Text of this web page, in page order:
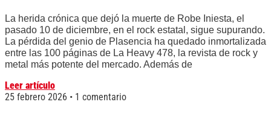
La herida crónica que dejó la muerte de Robe Iniesta, el
pasado 10 de diciembre, en el rock estatal, sigue supurando.
La pérdida del genio de Plasencia ha quedado inmortalizada
entre las 100 páginas de La Heavy 478, la revista de rock y
metal más potente del mercado. Además de
Leer artículo
25 febrero 2026
1 comentario